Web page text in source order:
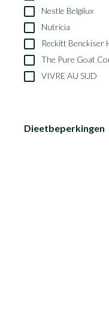
Nestle Belgilux
Nutricia
Reckitt Benckiser
The Pure Goat
VIVRE AU SUD
Dieetbeperkingen